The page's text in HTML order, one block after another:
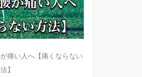
痛い人へ【痛くならない
】